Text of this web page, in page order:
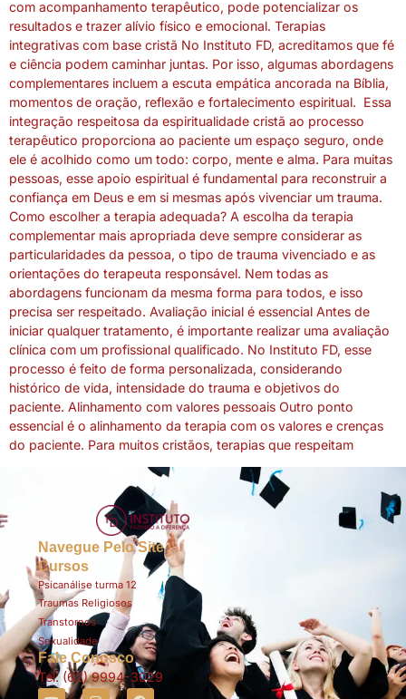
com acompanhamento terapêutico, pode potencializar os
resultados e trazer alívio físico e emocional. Terapias
integrativas com base cristã No Instituto FD, acreditamos que fé
e ciência podem caminhar juntas. Por isso, algumas abordagens
complementares incluem a escuta empática ancorada na Bíblia,
momentos de oração, reflexão e fortalecimento espiritual. Essa
integração respeitosa da espiritualidade cristã ao processo
terapêutico proporciona ao paciente um espaço seguro, onde
ele é acolhido como um todo: corpo, mente e alma. Para muitas
pessoas, esse apoio espiritual é fundamental para reconstruir a
confiança em Deus e em si mesmas após vivenciar um trauma.
Como escolher a terapia adequada? A escolha da terapia
complementar mais apropriada deve sempre considerar as
particularidades da pessoa, o tipo de trauma vivenciado e as
orientações do terapeuta responsável. Nem todas as
abordagens funcionam da mesma forma para todos, e isso
precisa ser respeitado. Avaliação inicial é essencial Antes de
iniciar qualquer tratamento, é importante realizar uma avaliação
clínica com um profissional qualificado. No Instituto FD, esse
processo é feito de forma personalizada, considerando
histórico de vida, intensidade do trauma e objetivos do
paciente. Alinhamento com valores pessoais Outro ponto
essencial é o alinhamento da terapia com os valores e crenças
do paciente. Para muitos cristãos, terapias que respeitam
Navegue Pelo Site
Cursos
Psicanálise turma 12
Traumas Religiosos
Transtornos
Sexualidade
Fale Conosco
Tel: (62) 9994-3029